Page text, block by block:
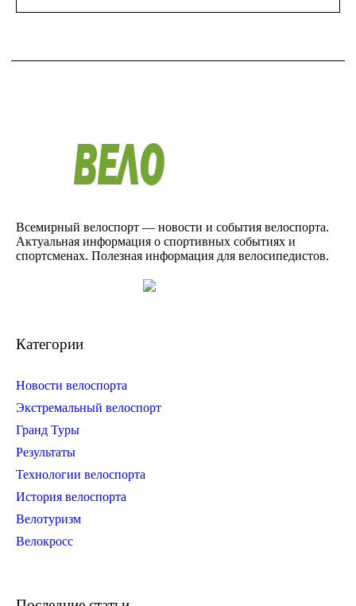
Всемирный велоспорт — новости и события велоспорта.
Актуальная информация о спортивных событиях и
спортсменах. Полезная информация для велосипедистов.
Категории
Новости велоспорта
Экстремальный велоспорт
Гранд Туры
Результаты
Технологии велоспорта
История велоспорта
Велотуризм
Велокросс